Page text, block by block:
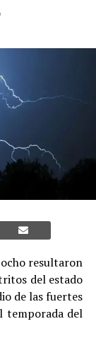
resultaron
del estado
de las fuertes
temporada del